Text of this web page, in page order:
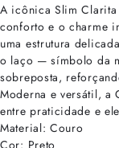
A icônica Slim Clarita
conforto e o charme
uma estrutura
o laço — símbolo da
sobreposta,
Moderna e versátil, a
entre praticidade e
Material: Couro
Cor: Preto